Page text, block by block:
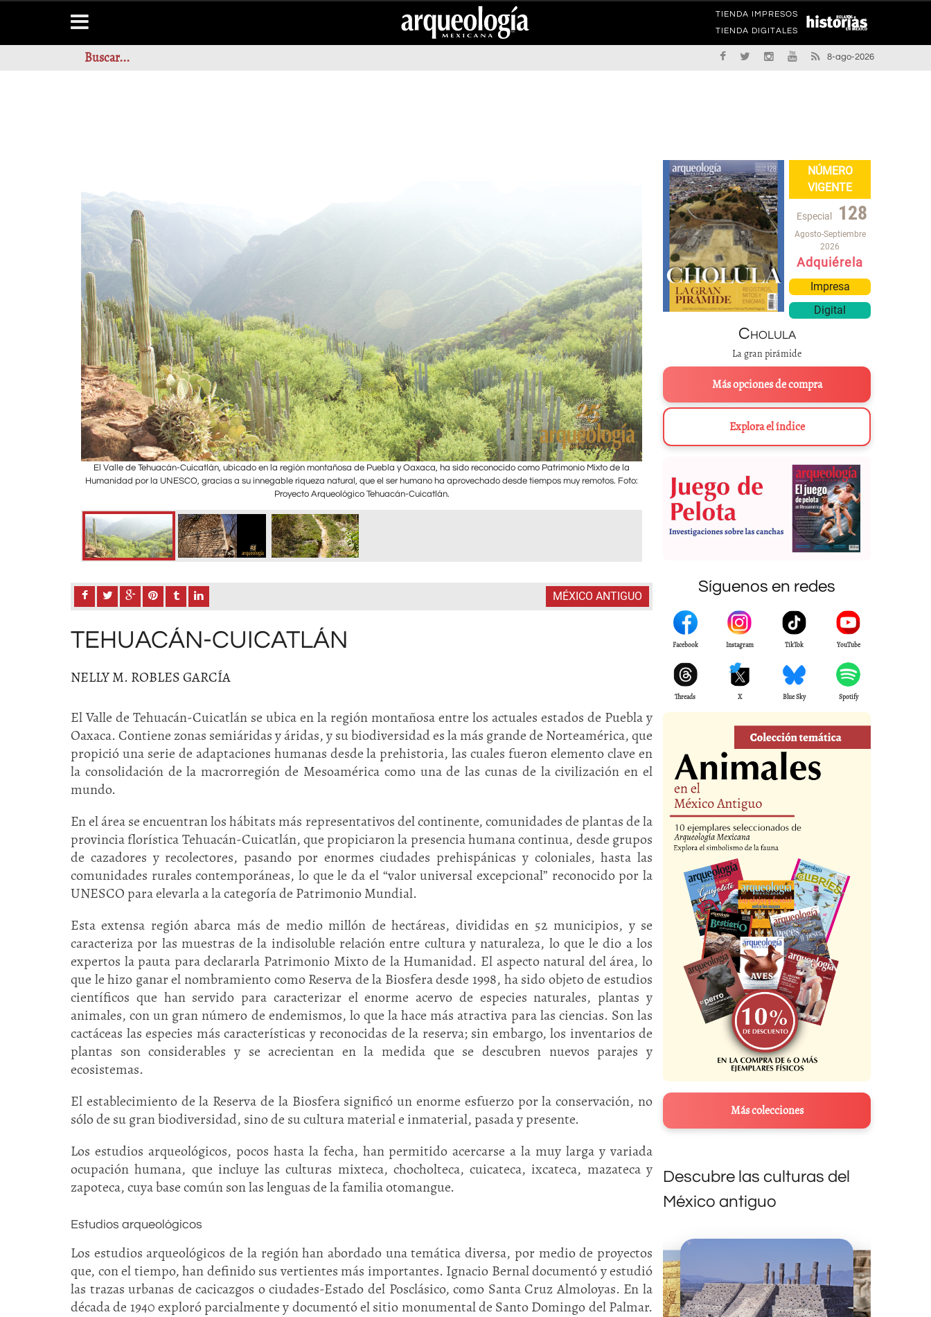
TIENDA IMPRESOS
TIENDA DIGITALES
8-ago-2026
El Valle de Tehuacán-Cuicatlán, ubicado en la región montañosa de Puebla y Oaxaca, ha sido reconocido como Patrimonio Mixto de la
Humanidad por la UNESCO, gracias a su innegable riqueza natural, que el ser humano ha aprovechado desde tiempos muy remotos. Foto:
Proyecto Arqueológico Tehuacán-Cuicatlán.
Los estudios arqueológicos de Ignacio Bernal, a finales de los
similares a las de los estados del Posclásico, en Santa Cruz
Oaxaca. Foto: Proyecto
MÉXICO ANTIGUO
TEHUACÁN-CUICATLÁN
NELLY M. ROBLES GARCÍA
El Valle de Tehuacán-Cuicatlán se ubica en la región montañosa entre los actuales estados de Puebla y
Oaxaca. Contiene zonas semiáridas y áridas, y su biodiversidad es la más grande de Norteamérica, que
propició una serie de adaptaciones humanas desde la prehistoria, las cuales fueron elemento clave en
la consolidación de la macrorregión de Mesoamérica como una de las cunas de la civilización en el
mundo.
En el área se encuentran los hábitats más representativos del continente, comunidades de plantas de la
provincia florística Tehuacán-Cuicatlán, que propiciaron la presencia humana continua, desde grupos
de cazadores y recolectores, pasando por enormes ciudades prehispánicas y coloniales, hasta las
comunidades rurales contemporáneas, lo que le da el “valor universal excepcional” reconocido por la
UNESCO para elevarla a la categoría de Patrimonio Mundial.
Esta extensa región abarca más de medio millón de hectáreas, divididas en 52 municipios, y se
caracteriza por las muestras de la indisoluble relación entre cultura y naturaleza, lo que le dio a los
expertos la pauta para declararla Patrimonio Mixto de la Humanidad. El aspecto natural del área, lo
que le hizo ganar el nombramiento como Reserva de la Biosfera desde 1998, ha sido objeto de estudios
científicos que han servido para caracterizar el enorme acervo de especies naturales, plantas y
animales, con un gran número de endemismos, lo que la hace más atractiva para las ciencias. Son las
cactáceas las especies más características y reconocidas de la reserva; sin embargo, los inventarios de
plantas son considerables y se acrecientan en la medida que se descubren nuevos parajes y
ecosistemas.
El establecimiento de la Reserva de la Biosfera significó un enorme esfuerzo por la conservación, no
sólo de su gran biodiversidad, sino de su cultura material e inmaterial, pasada y presente.
Los estudios arqueológicos, pocos hasta la fecha, han permitido acercarse a la muy larga y variada
ocupación humana, que incluye las culturas mixteca, chocholteca, cuicateca, ixcateca, mazateca y
zapoteca, cuya base común son las lenguas de la familia otomangue.
Estudios arqueológicos
Los estudios arqueológicos de la región han abordado una temática diversa, por medio de proyectos
que, con el tiempo, han definido sus vertientes más importantes. Ignacio Bernal documentó y estudió
las trazas urbanas de cacicazgos o ciudades-Estado del Posclásico, como Santa Cruz Almoloyas. En la
década de 1940 exploró parcialmente y documentó el sitio monumental de Santo Domingo del Palmar.
NÚMERO
VIGENTE
Especial 128
Agosto-Septiembre
2026
Adquiérela
Impresa
Digital
Cholula
La gran pirámide
Más opciones de compra
Explora el índice
Síguenos en redes
Facebook Instagram TikTok YouTube
Threads X Blue Sky Spotify
Más colecciones
Descubre las culturas del
México antiguo